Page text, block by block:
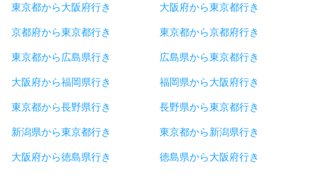
東京都から大阪府行き 大阪府から東京都行き
京都府から東京都行き 東京都から京都府行き
東京都から広島県行き 広島県から東京都行き
大阪府から福岡県行き 福岡県から大阪府行き
東京都から長野県行き 長野県から東京都行き
新潟県から東京都行き 東京都から新潟県行き
大阪府から徳島県行き 徳島県から大阪府行き